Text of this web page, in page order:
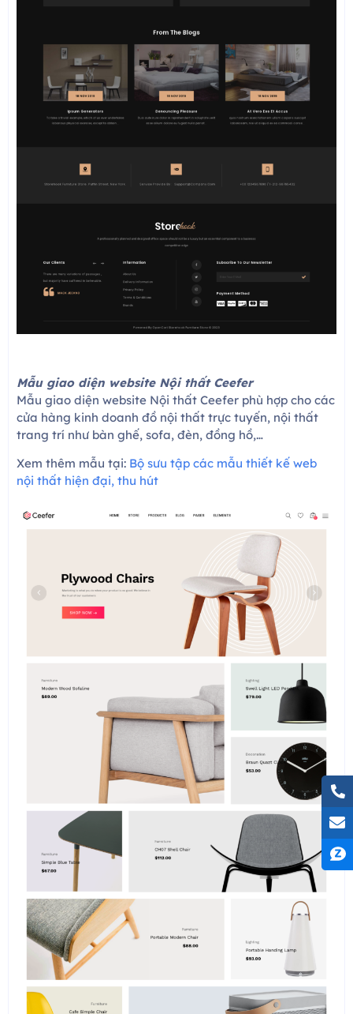
Mẫu giao diện website Nội thất Ceefer
Mẫu giao diện website Nội thất Ceefer phù hợp cho các
cửa hàng kinh doanh đồ nội thất trực tuyến, nội thất
trang trí như bàn ghế, sofa, đèn, đồng hồ,…
Xem thêm mẫu tại: Bộ sưu tập các mẫu thiết kế web
nội thất hiện đại, thu hút